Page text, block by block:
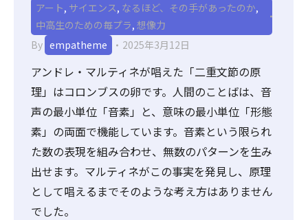
アート, サイエンス, なるほど、その手があったのか,
中高生のための毎プラ, 想像力
By empatheme 2025年3月12日
アンドレ・マルティネが唱えた「二重文節の原
理」はコロンブスの卵です。人間のことばは、音
声の最小単位「音素」と、意味の最小単位「形態
素」の両面で機能しています。音素という限られ
た数の表現を組み合わせ、無数のパターンを生み
出せます。マルティネがこの事実を発見し、原理
として唱えるまでそのような考え方はありません
でした。